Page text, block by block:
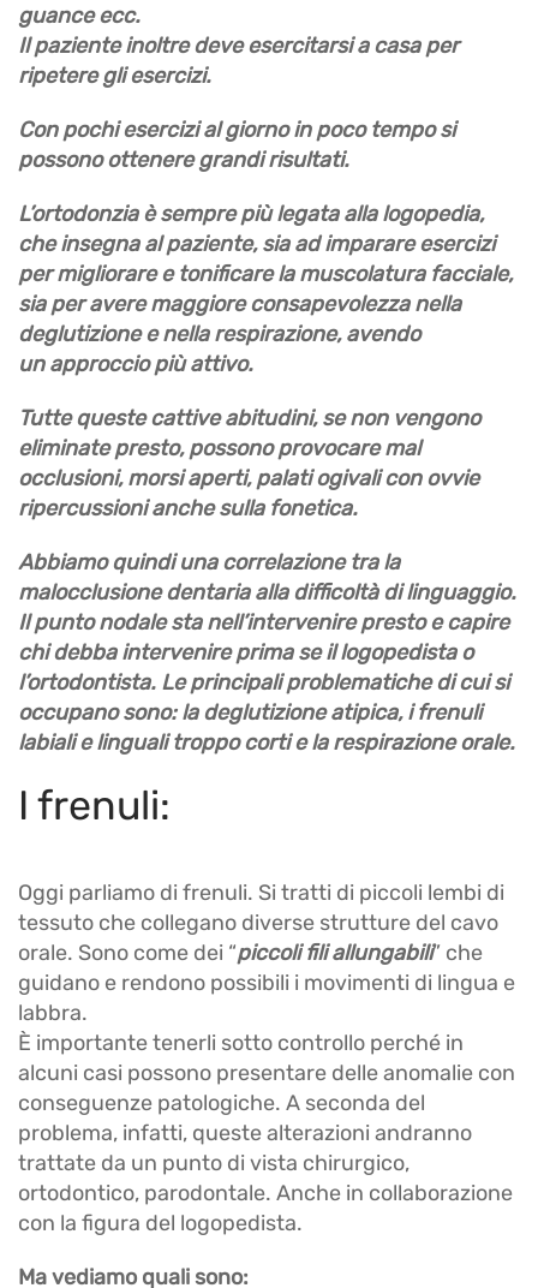
guance ecc.
Il paziente inoltre deve esercitarsi a casa per
ripetere gli esercizi.
Conpochi esercizial giorno in poco tempo si
possono ottenere grandi risultati.
L’ortodonzia è sempre più legata allalogopedia,
che insegna al paziente, sia ad imparare esercizi
per migliorare etonificare la muscolatura facciale,
sia per avere maggioreconsapevolezza nella
deglutizione e nella respirazione, avendo
unapproccio più attivo.
Tutte queste cattive abitudini, se non vengono
eliminate presto, possono provocaremal
occlusioni, morsi aperti, palati ogivali con ovvie
ripercussioni anche sulla fonetica.
Abbiamo quindi una correlazione trala
malocclusione dentariaalla difficoltà di linguaggio.
Il punto nodale sta nell’intervenire presto e capire
chi debba intervenire prima se il logopedista o
l’ortodontista. Le principali problematiche di cui si
occupano sono:la deglutizione atipica,i frenuli
labiali e linguali troppo cortiela respirazione orale.
I frenuli:
Oggi parliamo di frenuli. Si tratti di piccoli lembi di
tessuto che collegano diverse strutture del cavo
orale. Sono come dei “piccoli fili allungabili” che
guidano e rendono possibili i movimenti di lingua e
labbra.
È importante tenerli sotto controllo perché in
alcuni casi possono presentare delle anomalie con
conseguenze patologiche. A seconda del
problema, infatti, queste alterazioni andranno
trattate da un punto di vista chirurgico,
ortodontico, parodontale. Anche in collaborazione
con la figura del logopedista.
Ma vediamo quali sono: